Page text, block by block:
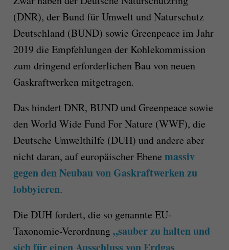
(DNR), der Bund für Umwelt und Naturschutz
Deutschland (BUND) sowie Greenpeace im Jahr
2019 die Empfehlungen der Kohlekommission
zum dringend erforderlichen Bau von neuen
Gaskraftwerken mitgetragen.
Das hindert DNR, BUND und Greenpeace sowie
den World Wide Fund For Nature (WWF), die
Deutsche Umwelthilfe (DUH) und andere aber
nicht daran, auf europäischer Ebene massiv
gegen den Neubau von Gaskraftwerken zu
lobbyieren.
Die DUH fordert, die so genannte EU-
Taxonomie-Verordnung„sauber zu halten und